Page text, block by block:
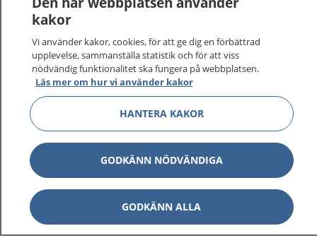
sjukvårdsrådgivning dygnet runt.
1177 ger dig råd när du vill må bättre.
1177 på flera språk Visa
Om 1177 Visa
Kontakt Visa
kakor
Vi använder kakor, cookies, för att ge dig en förbättrad
upplevelse, sammanställa statistik och för att viss
nödvändig funktionalitet ska fungera på webbplatsen.
Läs mer om hur vi använder kakor
HANTERA KAKOR
GODKÄNN NÖDVÄNDIGA
GODKÄNN ALLA